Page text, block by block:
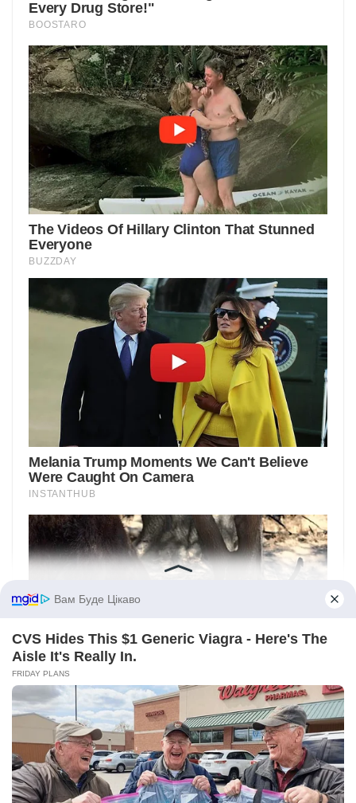
Вам Буде Цікаво
CVS Hides This $1 Generic Viagra - Here's The
Aisle It's Really In.
FRIDAY PLANS